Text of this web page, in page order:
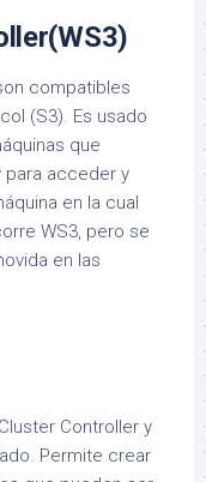
compatibles
(S3). Es usado
que
para acceder y
en la cual
WS3, pero se
en las
Controller y
Permite crear